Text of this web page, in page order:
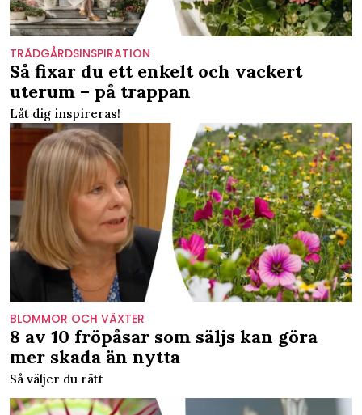
TRÄDGÅRDSINSPIRATION
Så fixar du ett enkelt och vackert
uterum – på trappan
Låt dig inspireras!
BLOMMOR OCH VÄXTER
8 av 10 fröpåsar som säljs kan göra
mer skada än nytta
Så väljer du rätt